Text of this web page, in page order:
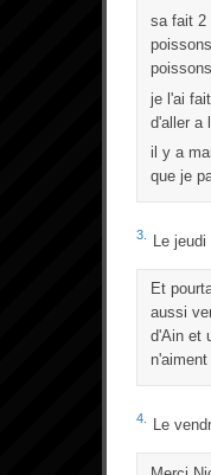
sa fait 2
je l'ai
d'aller a
il y a
que je
3. Le
Et
aussi
d'Ain et
4. Le